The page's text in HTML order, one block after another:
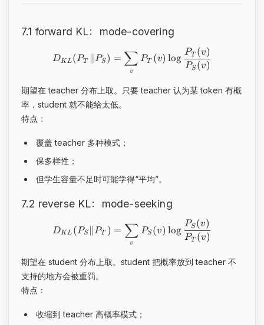
7.1 forward KL：mode-covering
DKL (PT PS ) =
v
∑ PT (v) log
PS (v)
PT (v)
期望在 teacher 分布上取。只要 teacher 认为某 token 有概
率，student 就不能给太低。
特点：
覆盖 teacher 多种模式；
保多样性；
但学生容量不足时可能学得“平均”。
7.2 reverse KL：mode-seeking
DK L (PS ∥PT ) =
v
∑ PS (v) log
PT (v)
PS (v)
期望在 student 分布上取。student 把概率放到 teacher 不
支持的地方会被重罚。
特点：
收缩到 teacher 高概率模式；